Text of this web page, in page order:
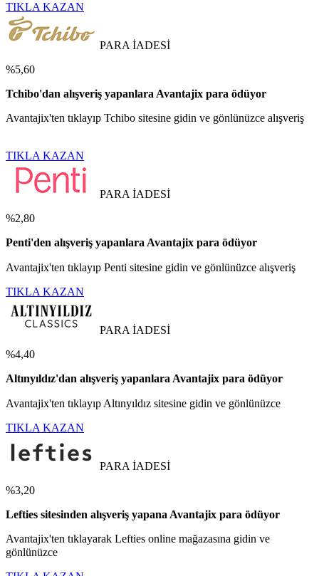
TIKLA KAZAN
PARA İADESİ
%5,60
Tchibo'dan alışveriş yapanlara Avantajix para ödüyor
Avantajix'ten tıklayıp Tchibo sitesine gidin ve gönlünüzce alışveriş
TIKLA KAZAN
PARA İADESİ
%2,80
Penti'den alışveriş yapanlara Avantajix para ödüyor
Avantajix'ten tıklayıp Penti sitesine gidin ve gönlünüzce alışveriş
TIKLA KAZAN
PARA İADESİ
%4,40
Altınyıldız'dan alışveriş yapanlara Avantajix para ödüyor
Avantajix'ten tıklayıp Altınyıldız sitesine gidin ve gönlünüzce
TIKLA KAZAN
PARA İADESİ
%3,20
Lefties sitesinden alışveriş yapana Avantajix para ödüyor
Avantajix'ten tıklayarak Lefties online mağazasına gidin ve
gönlünüzce